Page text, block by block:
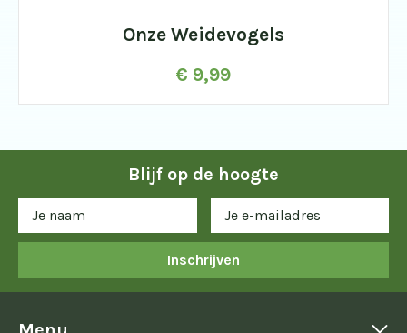
Onze Weidevogels
€ 9,99
Blijf op de hoogte
Inschrijven